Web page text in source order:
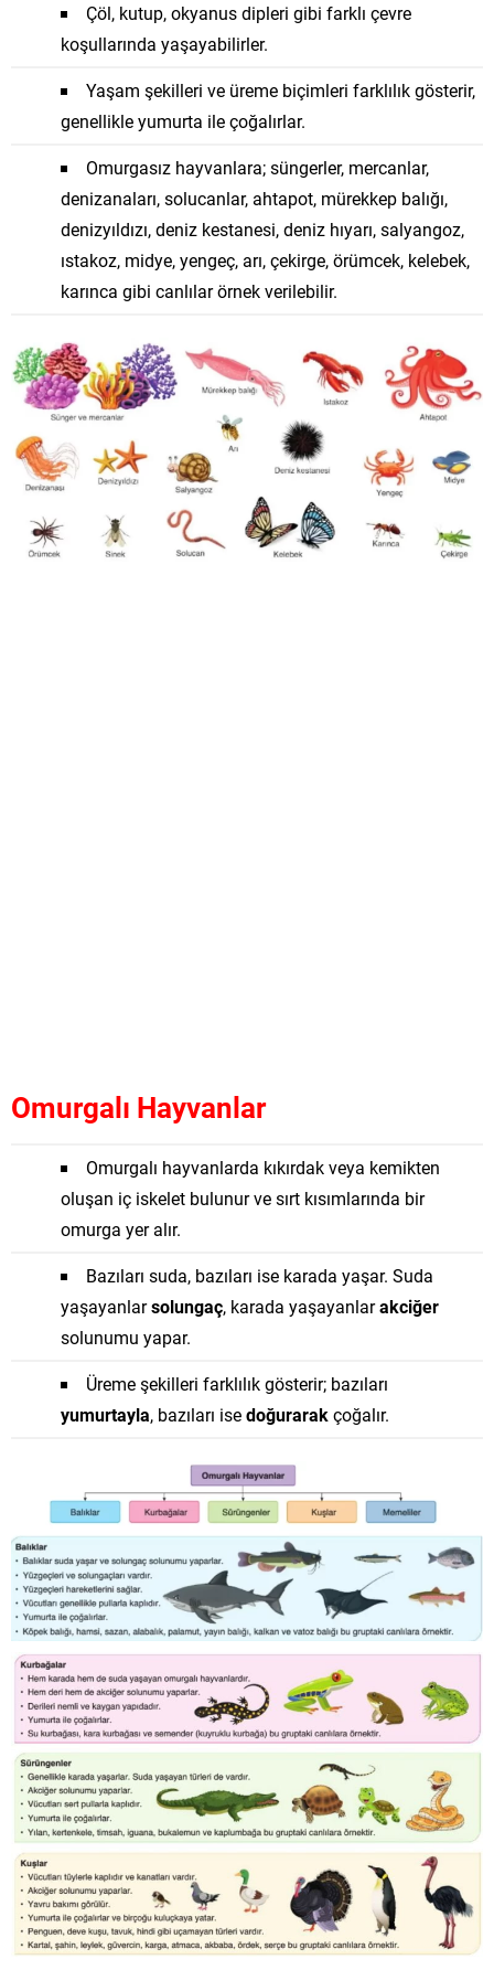
Çöl, kutup, okyanus dipleri gibi farklı çevre
koşullarında yaşayabilirler.
Yaşam şekilleri ve üreme biçimleri farklılık gösterir,
genellikle yumurta ile çoğalırlar.
Omurgasız hayvanlara; süngerler, mercanlar,
denizanaları, solucanlar, ahtapot, mürekkep balığı,
denizyıldızı, deniz kestanesi, deniz hıyarı, salyangoz,
ıstakoz, midye, yengeç, arı, çekirge, örümcek, kelebek,
karınca gibi canlılar örnek verilebilir.
Omurgalı Hayvanlar
Omurgalı hayvanlarda kıkırdak veya kemikten
oluşan iç iskelet bulunur ve sırt kısımlarında bir
omurga yer alır.
Bazıları suda, bazıları ise karada yaşar. Suda
yaşayanlarsolungaç, karada yaşayanlarakciğer
solunumu yapar.
Üreme şekilleri farklılık gösterir; bazıları
yumurtayla, bazıları isedoğurarakçoğalır.